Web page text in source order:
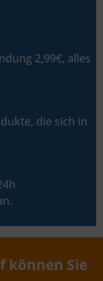
2,99€, alles
die sich in
können Sie